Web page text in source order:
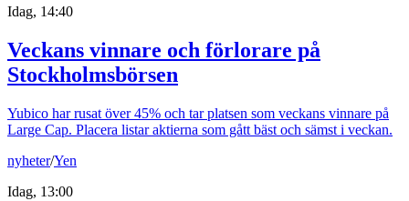
Idag, 14:40
Veckans vinnare och förlorare på
Stockholmsbörsen
Yubico har rusat över 45% och tar platsen som veckans vinnare på
Large Cap. Placera listar aktierna som gått bäst och sämst i veckan.
nyheter/Yen
Idag, 13:00